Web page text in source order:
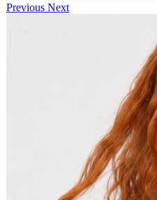
Previous Next